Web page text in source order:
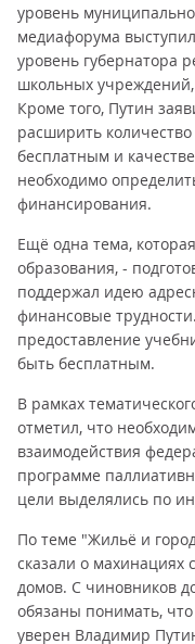
уровень
медиафорума
уровень губернатора
школьных
Кроме того, Путин
расширить количество
бесплатным и
необходимо
финансирования.
Ещё одна тема,
образования, -
поддержал идею
финансовые
предоставление
быть бесплатным.
В рамках
отметил, что
взаимодействия
программе
цели выделялись по
По теме "Жильё и
сказали о махинациях
домов. С чиновников
обязаны понимать,
уверен Владимир